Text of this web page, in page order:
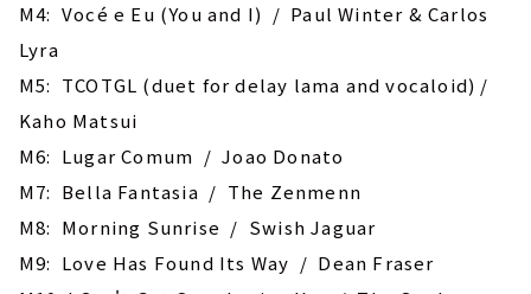
M4: Vocé e Eu (You and I) / Paul Winter & Carlos
Lyra
M5: TCOTGL (duet for delay lama and vocaloid) /
Kaho Matsui
M6: Lugar Comum / Joao Donato
M7: Bella Fantasia / The Zenmenn
M8: Morning Sunrise / Swish Jaguar
M9: Love Has Found Its Way / Dean Fraser